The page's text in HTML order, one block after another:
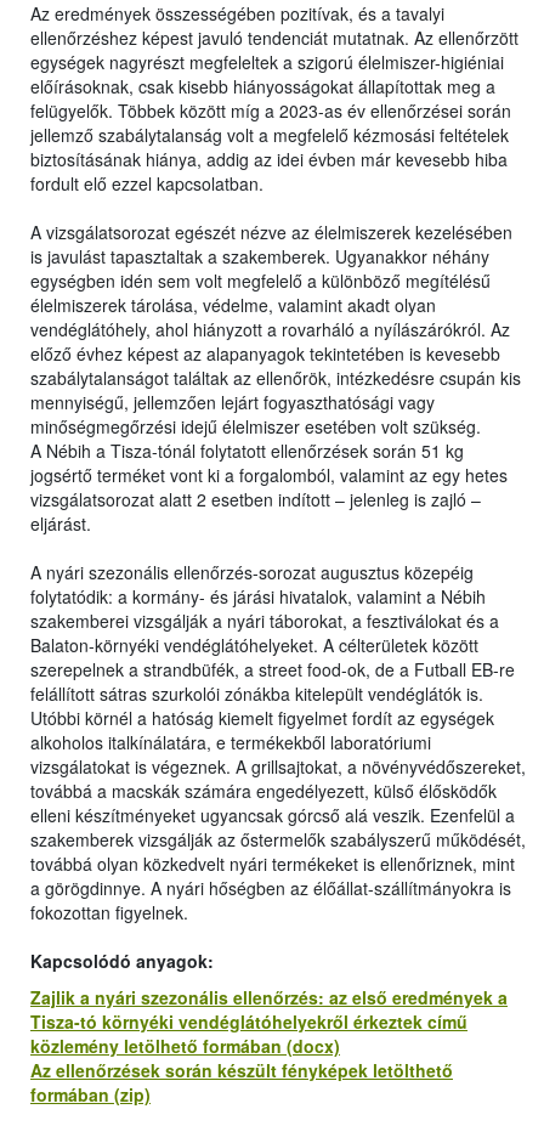
Az eredmények összességében pozitívak, és a tavalyi
ellenőrzéshez képest javuló tendenciát mutatnak. Az ellenőrzött
egységek nagyrészt megfeleltek a szigorú élelmiszer-higiéniai
előírásoknak, csak kisebb hiányosságokat állapítottak meg a
felügyelők. Többek között míg a 2023-as év ellenőrzései során
jellemző szabálytalanság volt a megfelelő kézmosási feltételek
biztosításának hiánya, addig az idei évben már kevesebb hiba
fordult elő ezzel kapcsolatban.
A vizsgálatsorozat egészét nézve az élelmiszerek kezelésében
is javulást tapasztaltak a szakemberek. Ugyanakkor néhány
egységben idén sem volt megfelelő a különböző megítélésű
élelmiszerek tárolása, védelme, valamint akadt olyan
vendéglátóhely, ahol hiányzott a rovarháló a nyílászárókról. Az
előző évhez képest az alapanyagok tekintetében is kevesebb
szabálytalanságot találtak az ellenőrök, intézkedésre csupán kis
mennyiségű, jellemzően lejárt fogyaszthatósági vagy
minőségmegőrzési idejű élelmiszer esetében volt szükség.
A Nébih a Tisza-tónál folytatott ellenőrzések során 51 kg
jogsértő terméket vont ki a forgalomból, valamint az egy hetes
vizsgálatsorozat alatt 2 esetben indított – jelenleg is zajló –
eljárást.
A nyári szezonális ellenőrzés-sorozat augusztus közepéig
folytatódik: a kormány- és járási hivatalok, valamint a Nébih
szakemberei vizsgálják a nyári táborokat, a fesztiválokat és a
Balaton-környéki vendéglátóhelyeket. A célterületek között
szerepelnek a strandbüfék, a street food-ok, de a Futball EB-re
felállított sátras szurkolói zónákba kitelepült vendéglátók is.
Utóbbi körnél a hatóság kiemelt figyelmet fordít az egységek
alkoholos italkínálatára, e termékekből laboratóriumi
vizsgálatokat is végeznek. A grillsajtokat, a növényvédőszereket,
továbbá a macskák számára engedélyezett, külső élősködők
elleni készítményeket ugyancsak górcső alá veszik. Ezenfelül a
szakemberek vizsgálják az őstermelők szabályszerű működését,
továbbá olyan közkedvelt nyári termékeket is ellenőriznek, mint
a görögdinnye. A nyári hőségben az élőállat-szállítmányokra is
fokozottan figyelnek.
Kapcsolódó anyagok:
Zajlik a nyári szezonális ellenőrzés: az első eredmények a
Tisza-tó környéki vendéglátóhelyekről érkeztek című
közlemény letölhető formában (docx)
Az ellenőrzések során készült fényképek letölthető
formában (zip)